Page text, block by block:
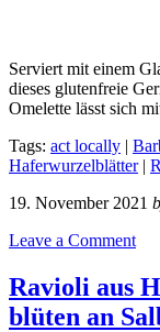
Serviert mit einem
dieses glutenfreie
Omelette lässt sich
Tags: act locally |
Haferwurzelblätter|
19. November 2021
Leave a Comment
Ravioli aus
blüten an